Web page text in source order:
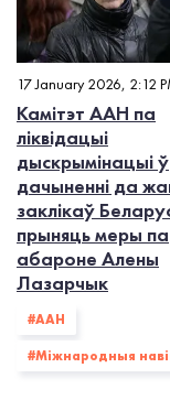
17 January 2026, 2:12
Камітэт ААН па
ліквідацыі
дыскрымінацыі ў
дачыненні да
заклікаў
прыняць меры па
абароне Алены
Лазарчык
#ААН
#Міжнародныя